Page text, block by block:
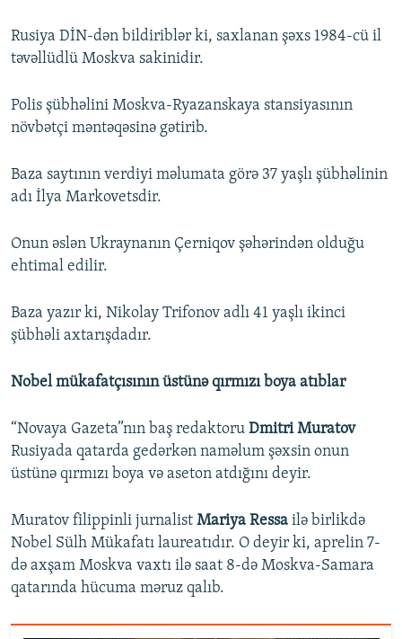
Rusiya DİN-dən bildiriblər ki, saxlanan şəxs 1984-cü il
təvəllüdlü Moskva sakinidir.
Polis şübhəlini Moskva-Ryazanskaya stansiyasının
növbətçi məntəqəsinə gətirib.
Baza saytının verdiyi məlumata görə 37 yaşlı şübhəlinin
adı İlya Markovetsdir.
Onun əslən Ukraynanın Çerniqov şəhərindən olduğu
ehtimal edilir.
Baza yazır ki, Nikolay Trifonov adlı 41 yaşlı ikinci
şübhəli axtarışdadır.
Nobel mükafatçısının üstünə qırmızı boya atıblar
“Novaya Gazeta”nın baş redaktoru Dmitri Muratov
Rusiyada qatarda gedərkən naməlum şəxsin onun
üstünə qırmızı boya və aseton atdığını deyir.
Muratov filippinli jurnalist Mariya Ressa ilə birlikdə
Nobel Sülh Mükafatı laureatıdır. O deyir ki, aprelin 7-
də axşam Moskva vaxtı ilə saat 8-də Moskva-Samara
qatarında hücuma məruz qalıb.